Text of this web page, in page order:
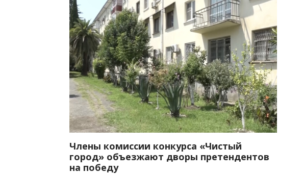
Члены комиссии конкурса «Чистый
город» объезжают дворы претендентов
на победу